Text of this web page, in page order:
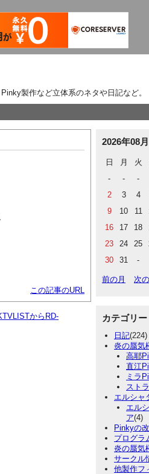
製作など立体系のネタや日記など。
この記事のURL
からRD-
2026年08月
日 月 火
-
- -
2
3 4
9
10 11
16
17 18
23
24 25
30
31 -
前の月 次
カテゴリー
日記(224)
炎の蜃気
高耶
直江
ミラ
スト
エルシャ
エル
ア(4)
Pinkyの
プログラ
炎の蜃気
サークル
他製作フ